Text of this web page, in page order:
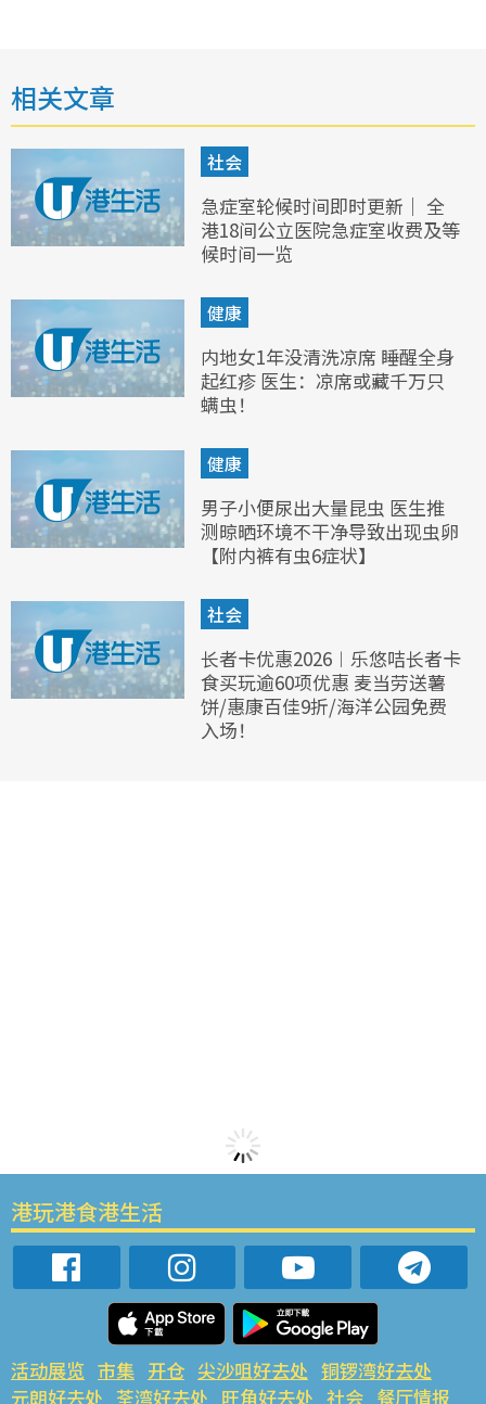
相关文章
社会
急症室轮候时间即时更新｜ 全
港18间公立医院急症室收费及等
候时间一览
健康
内地女1年没清洗凉席 睡醒全身
起红疹 医生：凉席或藏千万只
螨虫！
健康
男子小便尿出大量昆虫 医生推
测晾晒环境不干净导致出现虫卵
【附内裤有虫6症状】
社会
长者卡优惠2026︱乐悠咭长者卡
食买玩逾60项优惠 麦当劳送薯
饼/惠康百佳9折/海洋公园免费
入场！
港玩港食港生活
活动展览 市集 开仓 尖沙咀好去处 铜锣湾好去处
元朗好去处 荃湾好去处 旺角好去处 社会 餐厅情报